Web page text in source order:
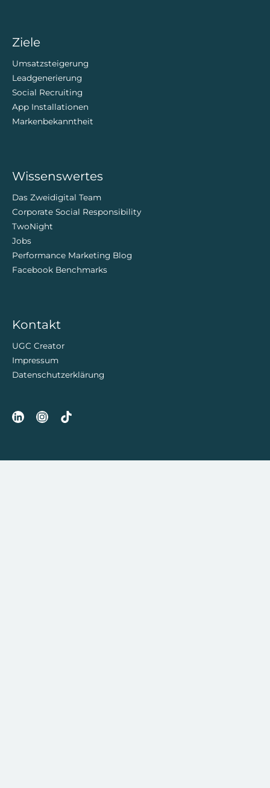
Ziele
Umsatzsteigerung
Leadgenerierung
Social Recruiting
App Installationen
Markenbekanntheit
Wissenswertes
Das Zweidigital Team
Corporate Social Responsibility
TwoNight
Jobs
Performance Marketing Blog
Facebook Benchmarks
Kontakt
UGC Creator
Impressum
Datenschutzerklärung